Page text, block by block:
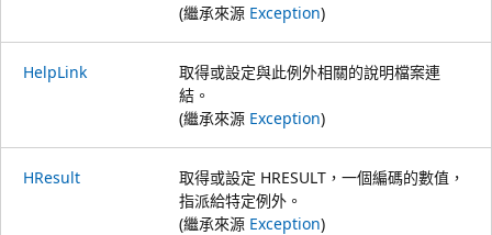
(繼承來源 Exception)
HelpLink
取得或設定與此例外相關的說明檔案連
結。
(繼承來源 Exception)
HResult
取得或設定 HRESULT，一個編碼的數值，
指派給特定例外。
(繼承來源 Exception)